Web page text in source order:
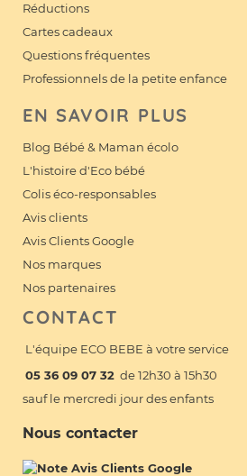
Réductions
Cartes cadeaux
Questions fréquentes
Professionnels de la petite enfance
EN SAVOIR PLUS
Blog Bébé & Maman écolo
L'histoire d'Eco bébé
Colis éco-responsables
Avis clients
Avis Clients Google
Nos marques
Nos partenaires
CONTACT
L'équipe ECO BEBE à votre service
05 36 09 07 32 de 12h30 à 15h30
sauf le mercredi jour des enfants
Nous contacter